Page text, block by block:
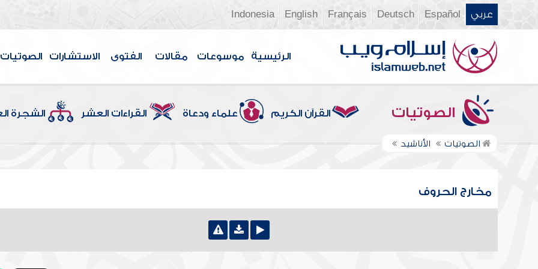
عربي Español
Deutsch
Français
English
Indonesia
الرئيسية موسوعات مقالات الفتوى الاستشارات الصوتيات
الصوتيات القرآن الكريم علماء ودعاة القراءات العشر الشجرة
الصوتيات الأناشيد
مخارج الحروف